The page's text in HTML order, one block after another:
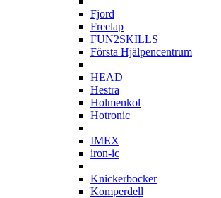
Fjord
Freelap
FUN2SKILLS
Första Hjälpencentrum
HEAD
Hestra
Holmenkol
Hotronic
IMEX
iron-ic
Knickerbocker
Komperdell